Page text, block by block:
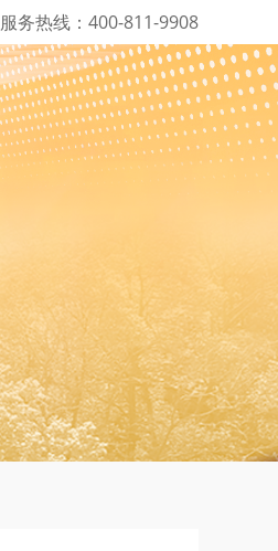
服务热线：400-811-9908